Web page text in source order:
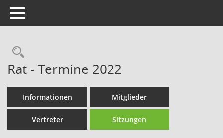
Toggle navigation
Rechercheauswahl
Rat - Termine 2022
Informationen Mitglieder
Vertreter Sitzungen